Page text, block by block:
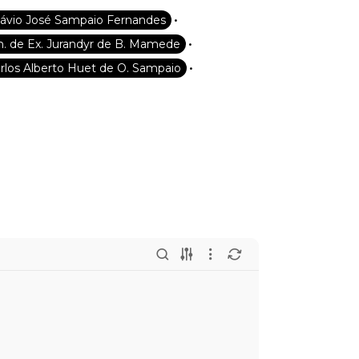
José Sampaio Fernandes •
de Ex. Jurandyr de B. Mamede •
Alberto Huet de O. Sampaio •